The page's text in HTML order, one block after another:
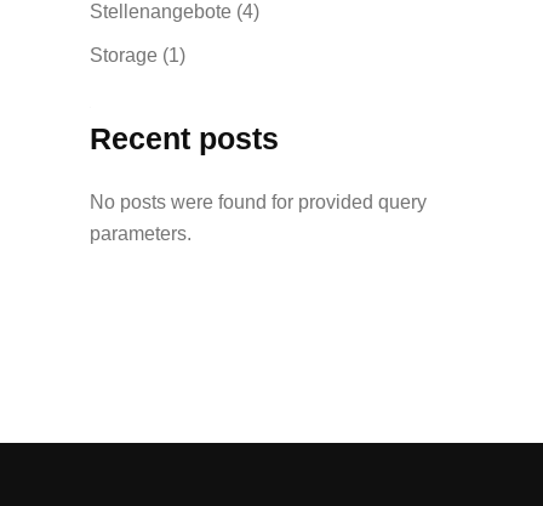
Stellenangebote (4)
Storage (1)
Recent posts
No posts were found for provided query
parameters.